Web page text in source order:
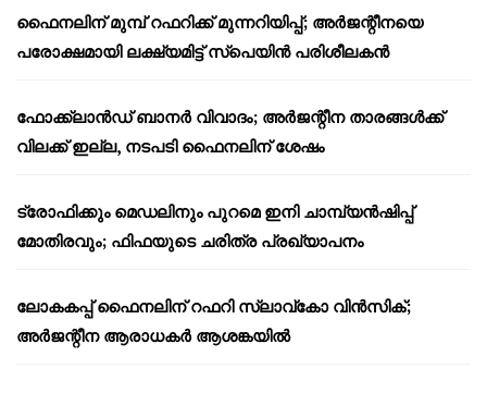
ഫൈനലിന് മുമ്പ് റഫറിക്ക് മുന്നറിയിപ്പ്; അർജന്റീനയെ
പരോക്ഷമായി ലക്ഷ്യമിട്ട് സ്പെയിൻ പരിശീലകൻ
ഫോക്ക്‌ലാൻഡ് ബാനർ വിവാദം; അർജന്റീന താരങ്ങൾക്ക്
വിലക്ക് ഇല്ല, നടപടി ഫൈനലിന് ശേഷം
ട്രോഫിക്കും മെഡലിനും പുറമെ ഇനി ചാമ്പ്യൻഷിപ്പ്
മോതിരവും; ഫിഫയുടെ ചരിത്ര പ്രഖ്യാപനം
ലോകകപ്പ് ഫൈനലിന് റഫറി സ്ലാവ്‌കോ വിൻസിക്;
അർജന്റീന ആരാധകർ ആശങ്കയിൽ